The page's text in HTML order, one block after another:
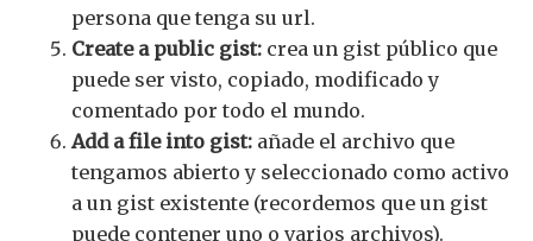
persona que tenga su url.
Create a public gist: crea un gist público que
puede ser visto, copiado, modificado y
comentado por todo el mundo.
Add a file into gist: añade el archivo que
tengamos abierto y seleccionado como activo
a un gist existente (recordemos que un gist
puede contener uno o varios archivos).